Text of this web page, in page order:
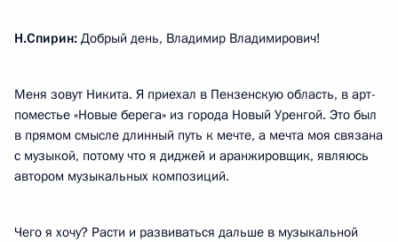
Н.Спирин: Добрый день, Владимир Владимирович!
Меня зовут Никита. Я приехал в Пензенскую область, в арт-
поместье «Новые берега» из города Новый Уренгой. Это был
в прямом смысле длинный путь к мечте, а мечта моя связана
с музыкой, потому что я диджей и аранжировщик, являюсь
автором музыкальных композиций.
Чего я хочу? Расти и развиваться дальше в музыкальной